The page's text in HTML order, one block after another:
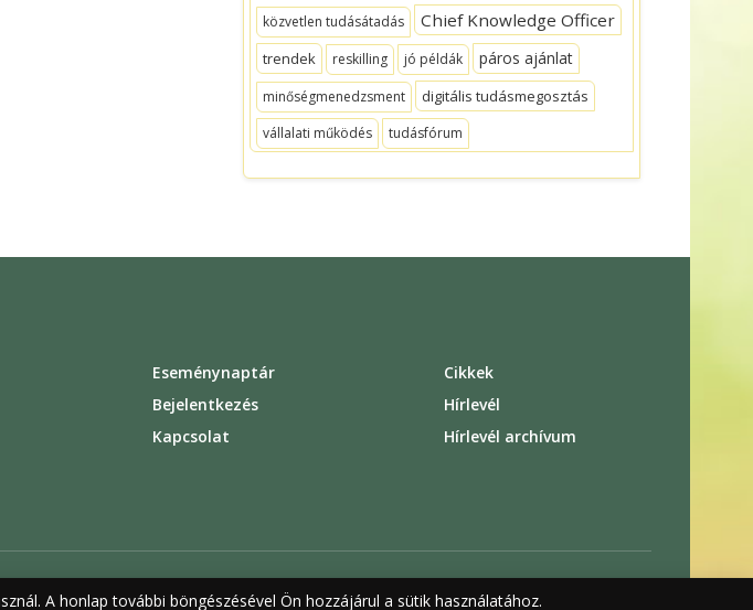
közvetlen tudásátadás Chief Knowledge Officer
trendek reskilling jó példák páros ajánlat
minőségmenedzsment digitális tudásmegosztás
vállalati működés tudásfórum
Eseménynaptár
Bejelentkezés
Kapcsolat
Cikkek
Hírlevél
Hírlevél archívum
feltételek Adatvédelem
A honlap további böngészésével Ön hozzájárul a sütik használatához.